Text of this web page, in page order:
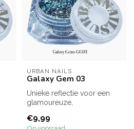
URBAN NAILS
Galaxy Gem 03
Unieke reflectie voor een
glamoureuze,
€9,99